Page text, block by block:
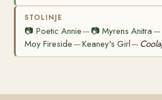
STOLINJE
📷 Poetic Annie— 📷Myrens Anitra —
Moy Fireside —Keaney's Girl—